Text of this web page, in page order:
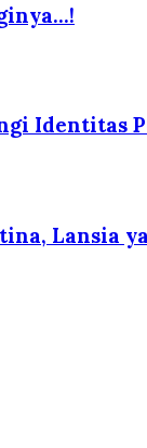
Identitas
Lansia